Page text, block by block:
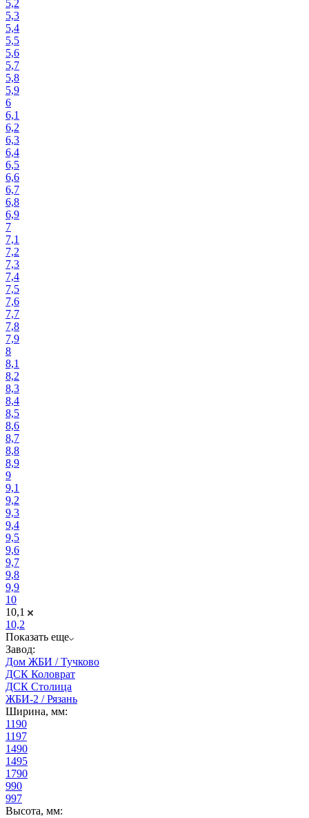
5,2
5,3
5,4
5,5
5,6
5,7
5,8
5,9
6
6,1
6,2
6,3
6,4
6,5
6,6
6,7
6,8
6,9
7
7,1
7,2
7,3
7,4
7,5
7,6
7,7
7,8
7,9
8
8,1
8,2
8,3
8,4
8,5
8,6
8,7
8,8
8,9
9
9,1
9,2
9,3
9,4
9,5
9,6
9,7
9,8
9,9
10
10,1
10,2
Показать еще
Завод:
Дом ЖБИ / Тучково
ДСК Коловрат
ДСК Столица
ЖБИ-2 / Рязань
Ширина, мм:
1190
1197
1490
1495
1790
990
997
Высота, мм: